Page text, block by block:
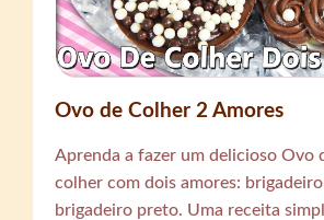
Ovo de Colher 2 Amores
Aprenda a fazer um delicioso Ovo
colher com dois amores:
brigadeiro preto. Uma receita